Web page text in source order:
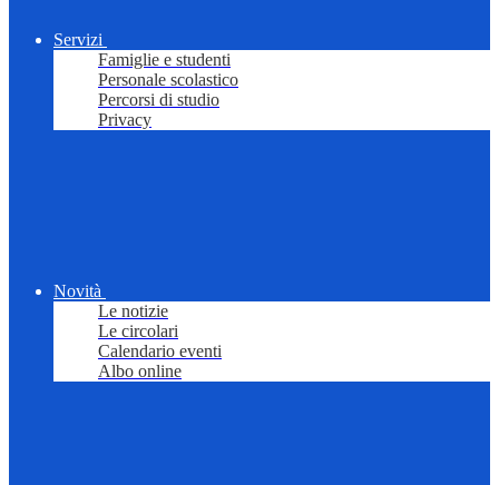
Servizi
Famiglie e studenti
Personale scolastico
Percorsi di studio
Privacy
Novità
Le notizie
Le circolari
Calendario eventi
Albo online